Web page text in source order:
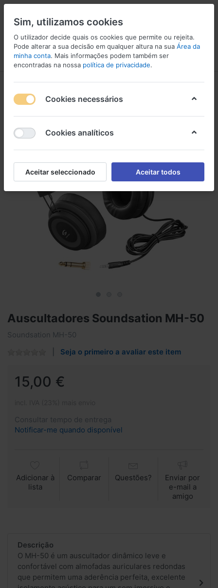
Menu Iniciar sessão Comparar Lista de Desejos
Auscultadores Soundsation MH-50
Soundsation MH-50
Seja o primeiro a avaliar este item
15,00 €
Consultar tempo de entrega
Notificar-me quando disponível
Adicionar à
lista
Comparar Questões?
Enviar por
e-mail a
amigo
Descrição
O MH-50 é um auscultador dinâmico leve e
confortável com almofadas auriculares redondas
que permitem uma aderência perfeita, excelente
Sim, utilizamos cookies
O utilizador decide quais os cookies que permite ou rejeita.
Pode alterar a sua decisão em qualquer altura na sua Área da
minha conta. Mais informações podem também ser
encontradas na nossa política de privacidade.
Cookies necessários
Cookies analíticos
Aceitar seleccionado Aceitar todos